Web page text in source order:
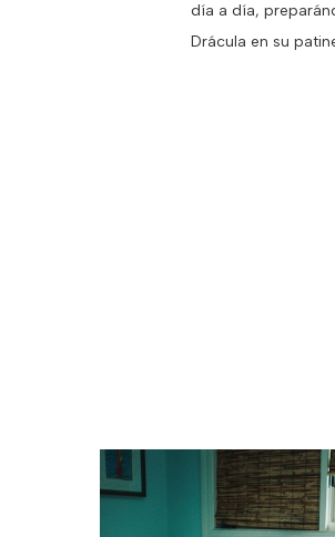
día a día,
Drácula en su